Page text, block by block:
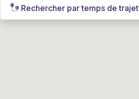
Rechercher par temps de trajet